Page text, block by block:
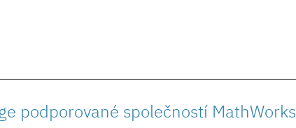
podporované společností MathWorks